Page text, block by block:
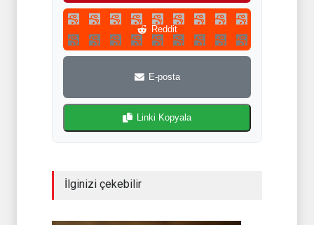
Reddit
E-posta
Linki Kopyala
İlginizi çekebilir